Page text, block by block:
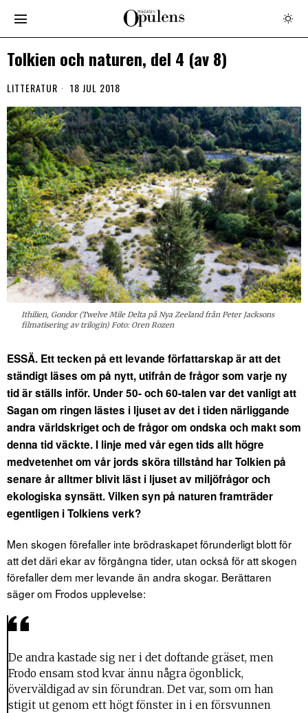
Tolkien och naturen, del 4 (av 8)
LITTERATUR 18 JUL 2018
Ithilien, Gondor (Twelve Mile Delta på Nya Zeeland från Peter Jacksons
filmatisering av trilogin) Foto: Oren Rozen
ESSÄ. Ett tecken på ett levande författarskap är att det
ständigt läses om på nytt, utifrån de frågor som varje ny
tid är ställs inför. Under 50- och 60-talen var det vanligt att
Sagan om ringen lästes i ljuset av det i tiden närliggande
andra världskriget och de frågor om ondska och makt som
denna tid väckte. I linje med vår egen tids allt högre
medvetenhet om vår jords sköra tillstånd har Tolkien på
senare år alltmer blivit läst i ljuset av miljöfrågor och
ekologiska synsätt. Vilken syn på naturen framträder
egentligen i Tolkiens verk?
Men skogen förefaller inte brödraskapet förunderligt blott för
att det däri ekar av förgångna tider, utan också för att skogen
förefaller dem mer levande än andra skogar. Berättaren
säger om Frodos upplevelse:
De andra kastade sig ner i det doftande gräset, men
Frodo ensam stod kvar ännu några ögonblick,
överväldigad av sin förundran. Det var, som om han
stigit ut genom ett högt fönster in i en försvunnen